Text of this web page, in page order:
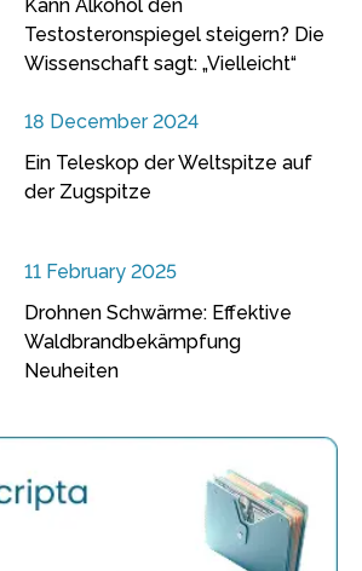
Kann Alkohol den
Testosteronspiegel steigern? Die
Wissenschaft sagt: „Vielleicht“
18 December 2024
Ein Teleskop der Weltspitze auf
der Zugspitze
11 February 2025
Drohnen Schwärme: Effektive
Waldbrandbekämpfung
Neuheiten